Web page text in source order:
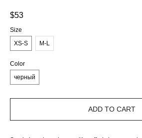
$53
Size
XS-S
M-L
Color
черный
ADD TO CART